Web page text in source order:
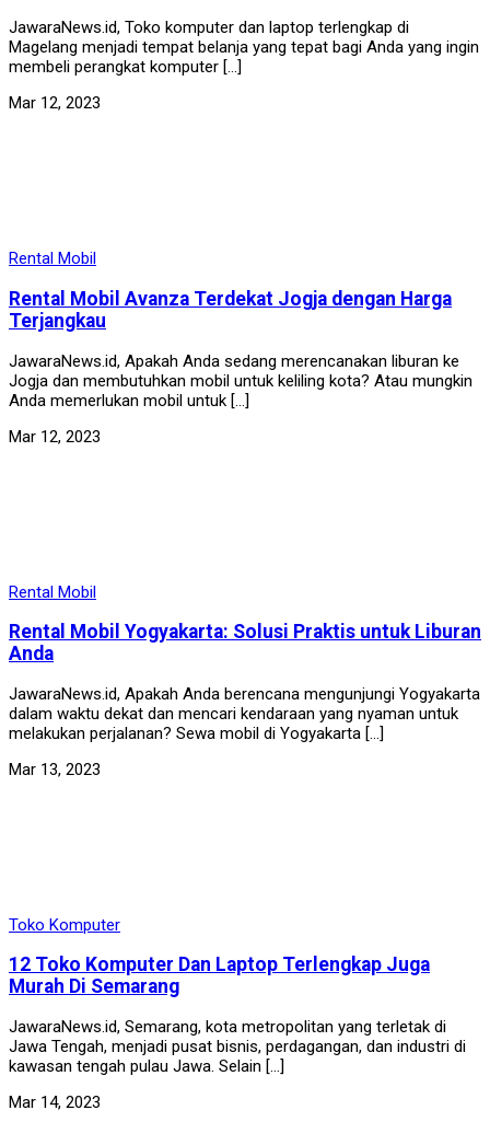
JawaraNews.id, Toko komputer dan laptop terlengkap di
Magelang menjadi tempat belanja yang tepat bagi Anda yang ingin
membeli perangkat komputer […]
Mar 12, 2023
Rental Mobil
Rental Mobil Avanza Terdekat Jogja dengan Harga
Terjangkau
JawaraNews.id, Apakah Anda sedang merencanakan liburan ke
Jogja dan membutuhkan mobil untuk keliling kota? Atau mungkin
Anda memerlukan mobil untuk […]
Mar 12, 2023
Rental Mobil
Rental Mobil Yogyakarta: Solusi Praktis untuk Liburan
Anda
JawaraNews.id, Apakah Anda berencana mengunjungi Yogyakarta
dalam waktu dekat dan mencari kendaraan yang nyaman untuk
melakukan perjalanan? Sewa mobil di Yogyakarta […]
Mar 13, 2023
Toko Komputer
12 Toko Komputer Dan Laptop Terlengkap Juga
Murah Di Semarang
JawaraNews.id, Semarang, kota metropolitan yang terletak di
Jawa Tengah, menjadi pusat bisnis, perdagangan, dan industri di
kawasan tengah pulau Jawa. Selain […]
Mar 14, 2023